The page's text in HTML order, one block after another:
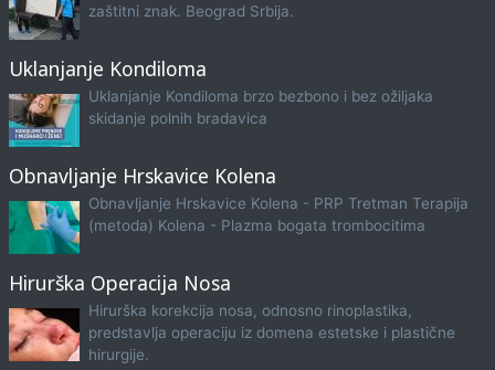
zaštitni znak. Beograd Srbija.
Uklanjanje Kondiloma
Uklanjanje Kondiloma brzo bezbono i bez ožiljaka
skidanje polnih bradavica
Obnavljanje Hrskavice Kolena
Obnavljanje Hrskavice Kolena - PRP Tretman Terapija
(metoda) Kolena - Plazma bogata trombocitima
Hirurška Operacija Nosa
Hirurška korekcija nosa, odnosno rinoplastika,
predstavlja operaciju iz domena estetske i plastične
hirurgije.